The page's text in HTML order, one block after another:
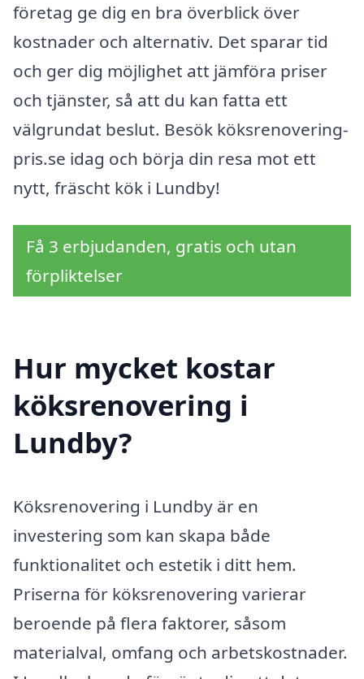
företag ge dig en bra överblick över
kostnader och alternativ. Det sparar tid
och ger dig möjlighet att jämföra priser
och tjänster, så att du kan fatta ett
välgrundat beslut. Besök köksrenovering-
pris.se idag och börja din resa mot ett
nytt, fräscht kök i Lundby!
Få 3 erbjudanden, gratis och utan
förpliktelser
Hur mycket kostar
köksrenovering i
Lundby?
Köksrenovering i Lundby är en
investering som kan skapa både
funktionalitet och estetik i ditt hem.
Priserna för köksrenovering varierar
beroende på flera faktorer, såsom
materialval, omfang och arbetskostnader.